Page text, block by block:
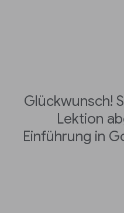
Glückwunsch!
Lektion
Einführung in